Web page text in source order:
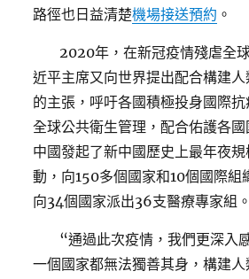
路徑也日益清楚機場接送預約 。
2020年，在新冠疫情殘虐全
近平主席又向世界提出配合構建
的主張，呼吁各國積極投身國際
全球公共衛生管理，配合佑護各國
中國發起了新中國歷史上最年夜
動，向150多個國家和10個國際組
向34個國家派出36支醫療專家組。
“通過此次疫情，我們更深入
一個國家都無法獨善其身，構建